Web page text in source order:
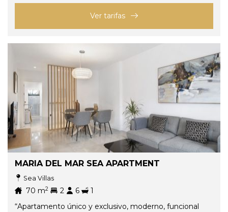
Ver tarifas
MARIA DEL MAR SEA APARTMENT
Sea Villas
70 m2 2 6
1
“Apartamento único y exclusivo, moderno, funcional